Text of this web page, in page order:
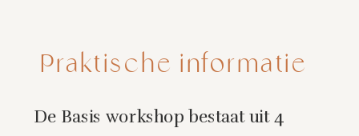
Praktische informatie
De Basis workshop bestaat uit 4